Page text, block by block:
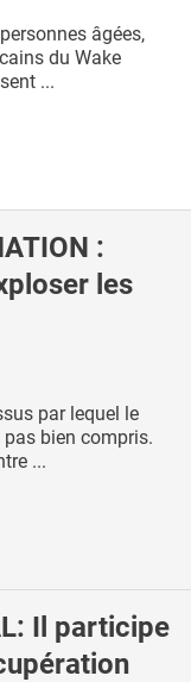
âgées,
du Wake
...
:
les
par lequel le
bien compris.
...
Il participe